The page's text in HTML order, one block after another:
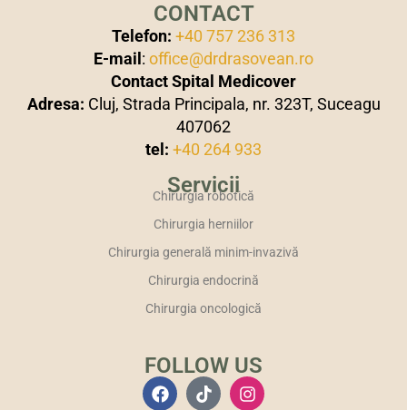
CONTACT
Telefon: +40 757 236 313
E-mail : office@drdrasovean.ro
Contact Spital Medicover
Adresa: Cluj, Strada Principala, nr. 323T, Suceagu
407062
tel: +40 264 933
Servicii
Chirurgia robotică
Chirurgia herniilor
Chirurgia generală minim-invazivă
Chirurgia endocrină
Chirurgia oncologică
FOLLOW US